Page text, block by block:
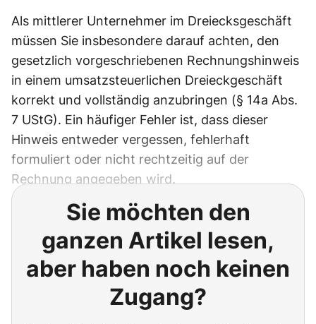
Als mittlerer Unternehmer im Dreiecksgeschäft
müssen Sie insbesondere darauf achten, den
gesetzlich vorgeschriebenen Rechnungshinweis
in einem umsatzsteuerlichen Dreieckgeschäft
korrekt und vollständig anzubringen (§ 14a Abs.
7 UStG). Ein häufiger Fehler ist, dass dieser
Hinweis entweder vergessen, fehlerhaft
formuliert oder nicht rechtzeitig auf der
Rechnung angegeben wird.
Sie möchten den
ganzen Artikel lesen,
aber haben noch keinen
Zugang?